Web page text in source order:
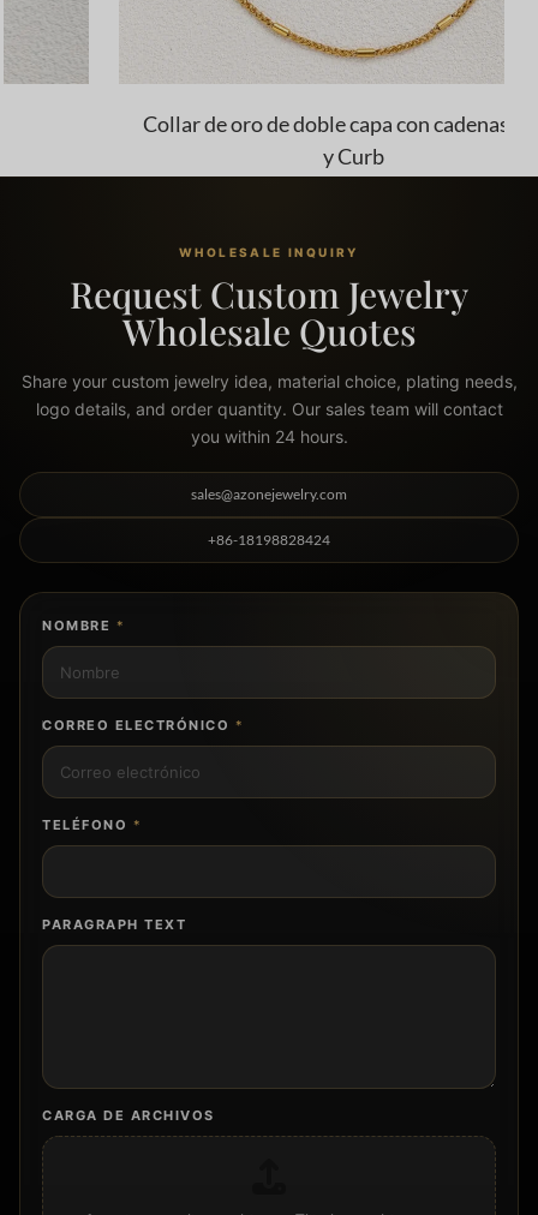
Collar de oro de doble capa con cadenas Twist
WHOLESALE INQUIRY
Request Custom Jewelry
Wholesale Quotes
Share your custom jewelry idea, material choice, plating needs,
logo details, and order quantity. Our sales team will contact
you within 24 hours.
sales@azonejewelry.com
+86-18198828424
NOMBRE
CORREO ELECTRÓNICO
TELÉFONO
PARAGRAPH TEXT
CARGA DE ARCHIVOS